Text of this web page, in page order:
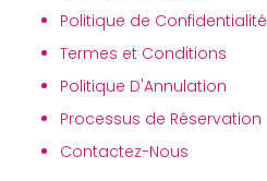
Politique de Confidentialité
Termes et Conditions
Politique D'Annulation
Processus de Réservation
Contactez-Nous